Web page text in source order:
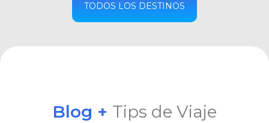
TODOS LOS DESTINOS
Blog + Tips de Viaje